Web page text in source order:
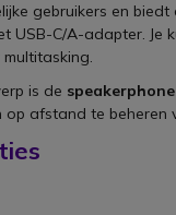
gebruikers en biedt
USB-C/A-adapter. Je
is de speakerphone
afstand te beheren